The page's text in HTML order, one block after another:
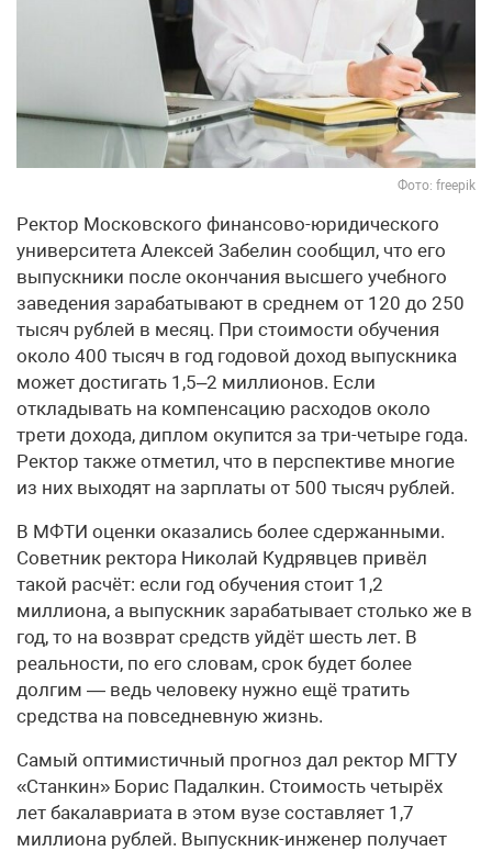
Фото: freepik
Ректор Московского финансово-юридического
университета Алексей Забелин сообщил, что его
выпускники после окончания высшего учебного
заведения зарабатывают в среднем от 120 до 250
тысяч рублей в месяц. При стоимости обучения
около 400 тысяч в год годовой доход выпускника
может достигать 1,5–2 миллионов. Если
откладывать на компенсацию расходов около
трети дохода, диплом окупится за три-четыре года.
Ректор также отметил, что в перспективе многие
из них выходят на зарплаты от 500 тысяч рублей.
В МФТИ оценки оказались более сдержанными.
Советник ректора Николай Кудрявцев привёл
такой расчёт: если год обучения стоит 1,2
миллиона, а выпускник зарабатывает столько же в
год, то на возврат средств уйдёт шесть лет. В
реальности, по его словам, срок будет более
долгим — ведь человеку нужно ещё тратить
средства на повседневную жизнь.
Самый оптимистичный прогноз дал ректор МГТУ
«Станкин» Борис Падалкин. Стоимость четырёх
лет бакалавриата в этом вузе составляет 1,7
миллиона рублей. Выпускник-инженер получает